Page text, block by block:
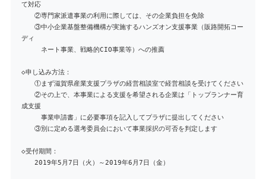
て対応
②専門家派遣事業の利用に際しては、その企業負担を免除
③中小企業基盤整備機構が実施するハンズオン支援事業（販路開拓コー
ディ
ネート事業、戦略的CIO事業等）への推薦
◇申し込み方法：
①まず滋賀県産業支援プラザの経営相談室で経営相談を受けてください
②その上で、本事業による支援を希望される企業は「トップランナー育
成支援
事業申請書」に必要事項を記入してプラザに提出してください
③別に定める選考委員会において事業採択の可否を判定します
◇受付期間：
2019年5月7日（火）～2019年6月7日（金）